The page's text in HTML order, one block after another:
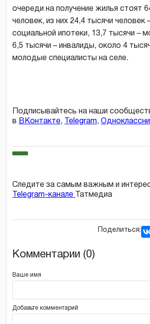
очереди на получение жилья стоят
человек, из них 24,4 тысячи человек
социальной ипотеки, 13,7 тысячи –
6,5 тысячи – инвалиды, около 4
молодые специалисты на селе.
Подписывайтесь на наши
в ВКонтакте, Telegram,
Следите за самым важным и
Telegram-канале
Татмедиа
Поделиться:
Комментарии (0)
Ваше имя
Добавьте комментарий